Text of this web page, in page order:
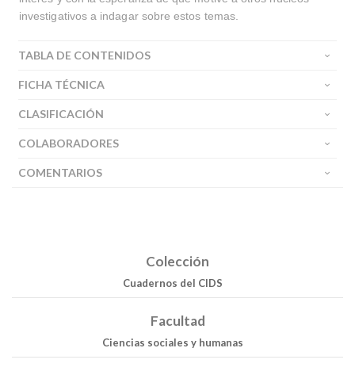
Buscar
investigativos a indagar sobre estos temas.
TABLA DE CONTENIDOS
FICHA TÉCNICA
CLASIFICACIÓN
COLABORADORES
COMENTARIOS
Colección
Cuadernos del CIDS
Facultad
Ciencias sociales y humanas